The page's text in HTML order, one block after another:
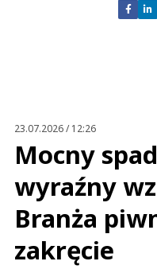
Nie
Zostaw
23.07.2026 / 12:26
Mocny
wyraźny
Branża
zakręcie